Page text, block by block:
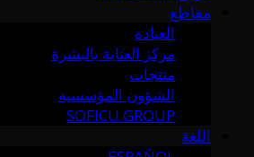
مقاطع
العيادة
مركز العناية بالبشرة
منتجات
الشؤون المؤسسية
SOFICU GROUP
اللغة